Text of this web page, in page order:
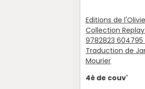
Editions de
Collection Replay
9782823 604795
Traduction de
Mourier
4è de couv'